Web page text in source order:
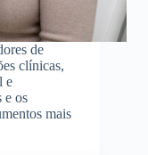
de
clínicas,
e
e os
mais